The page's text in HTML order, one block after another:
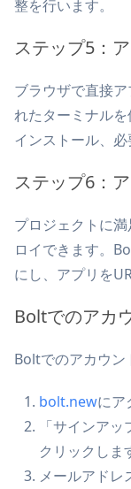
整を行います。
ステップ5：
ブラウザで直接
れたターミナル
インストール、必
ステップ6：
プロジェクトに
ロイできます。
にし、アプリを
Boltでのアカ
Boltでのアカウン
bolt.newにア
「サインア
クリックしま
メールアドレ